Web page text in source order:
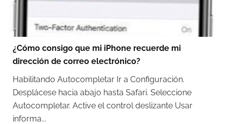
¿Cómo consigo que mi iPhone recuerde mi
dirección de correo electrónico?
Habilitando Autocompletar Ir a Configuración.
Desplácese hacia abajo hasta Safari. Seleccione
Autocompletar. Active el control deslizante Usar
informa...